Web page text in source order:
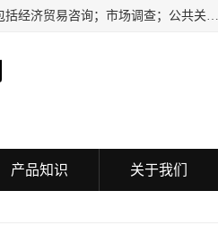
民安汇智（北京）信息咨询有限公司成立于2016年，注册地位于北京市朝阳区。经营范围包括经济贸易咨询；市场调查；公共关系服务；企业管理咨询；会议服务；企业策划；设计、制作、代理、发布广告；组织文化艺术交流活动（不含演出）；承办展览展示活动；技术推广服务。
产品知识 关于我们